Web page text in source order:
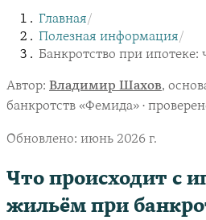
Главная/
Полезная информация/
Банкротство при ипотеке:
Автор: Владимир Шахов,
банкротств «Фемида» ·
Обновлено: июнь 2026 г.
Что происходит с
жильём при